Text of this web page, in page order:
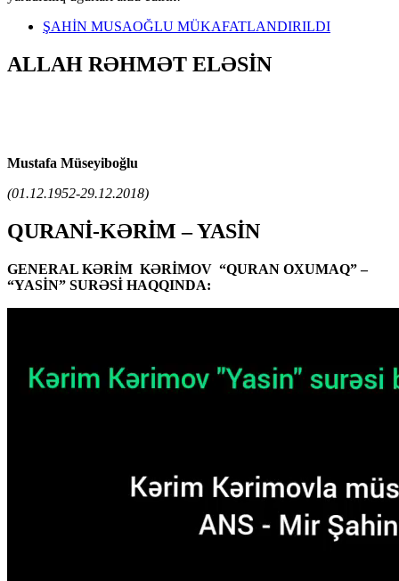
ŞAHİN MUSAOĞLU MÜKAFATLANDIRILDI
ALLAH RƏHMƏT ELƏSİN
Mustafa Müseyiboğlu
(01.12.1952-29.12.2018)
QURANİ-KƏRİM – YASİN
GENERAL KƏRİM KƏRİMOV “QURAN OXUMAQ” –
“YASİN” SURƏSİ HAQQINDA: